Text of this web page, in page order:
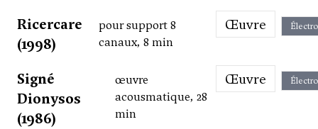
Ricercare
(1998)
pour support 8
canaux, 8 min
Œuvre
Signé
Dionysos
(1986)
œuvre
acousmatique, 28
min
Œuvre